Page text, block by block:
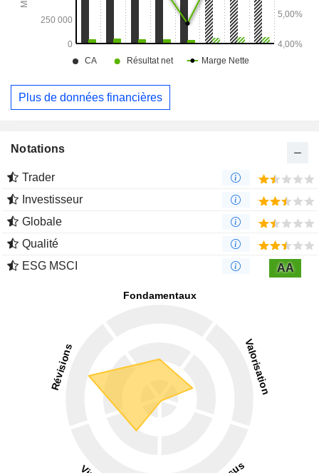
Plus de données financières
Notations
Trader
Investisseur
Globale
Qualité
ESG MSCI
AA